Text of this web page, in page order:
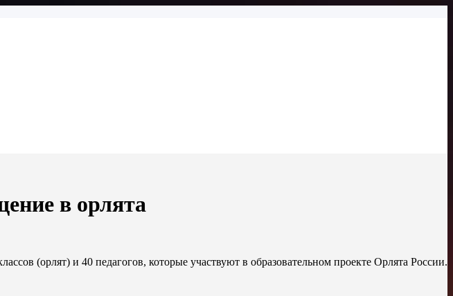
в орлята
(орлят) и 40 педагогов, которые участвуют в образовательном проекте Орлята России.